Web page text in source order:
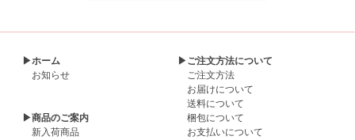
▶ホーム
お知らせ
▶商品のご案内
新入荷商品
▶ご注文方法について
ご注文方法
お届けについて
送料について
梱包について
お支払いについて